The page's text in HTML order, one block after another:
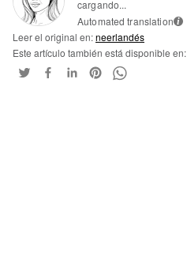
cargando...
Automated translation i
Leer el original en:neerlandés
Este artículo también está disponible en: